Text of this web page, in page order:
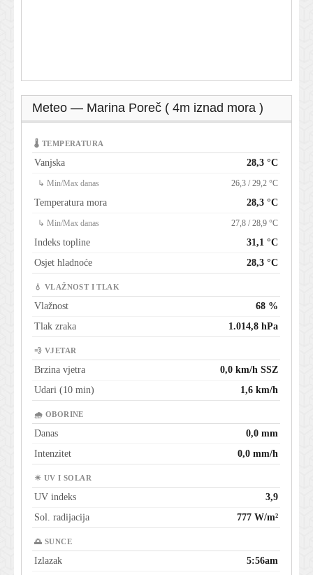
Meteo — Marina Poreč ( 4m iznad mora )
🌡 TEMPERATURA
Vanjska 28,3 °C
↳ Min/Max danas 26,3 / 29,2 °C
Temperatura mora 28,3 °C
↳ Min/Max danas 27,8 / 28,9 °C
Indeks topline
31,1 °C
Osjet hladnoće
28,3 °C
💧 VLAŽNOST I TLAK
Vlažnost
68 %
Tlak zraka
1.014,8 hPa
💨 VJETAR
Brzina vjetra
0,0 km/h SSZ
Udari (10 min)
1,6 km/h
🌧 OBORINE
Danas
0,0 mm
Intenzitet
0,0 mm/h
☀ UV I SOLAR
UV indeks
3,9
Sol. radijacija
777 W/m²
🌅 SUNCE
Izlazak
5:56am